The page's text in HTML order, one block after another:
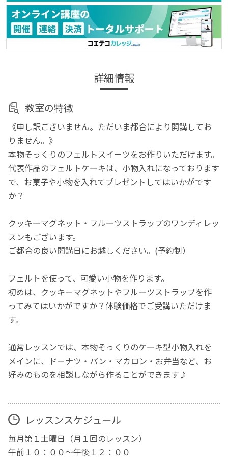
詳細情報
教室の特徴
《申し訳ございません。ただいま都合により開講してお
りません。》
本物そっくりのフェルトスイーツをお作りいただけます。
代表作品のフェルトケーキは、小物入れになっております
で、お菓子や小物を入れてプレゼントしてはいかがです
か？
クッキーマグネット・フルーツストラップのワンディレッ
スンもございます。
ご都合の良い開講日にお越しください。(予約制）
フェルトを使って、可愛い小物を作ります。
初めは、クッキーマグネットやフルーツストラップを作
ってみてはいかがですか？体験価格でご受講いただけま
す。
通常レッスンでは、本物そっくりのケーキ型小物入れを
メインに、ドーナツ・パン・マカロン・お弁当など、お
好みのものを相談しながら作ることができます♪
レッスンスケジュール
毎月第１土曜日（月１回のレッスン）
午前１０：００～午後１２：００